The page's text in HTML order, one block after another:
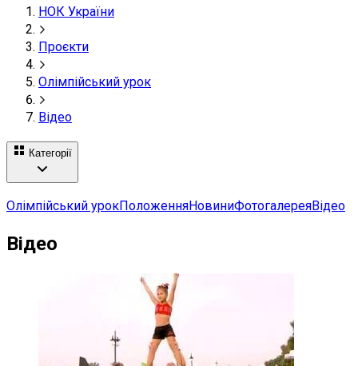
НОК України
Проєкти
Олімпійський урок
Відео
Категорії
Олімпійський урокПоложенняНовиниФотогалереяВідео
Відео